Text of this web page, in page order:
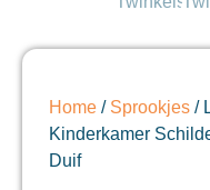
Home/ Sprookjes/
Kinderkamer
Duif